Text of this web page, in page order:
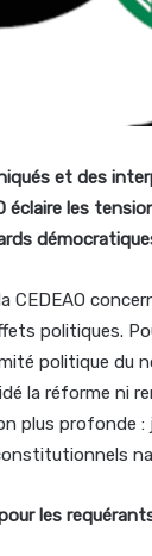
et des
éclaire les
CEDEAO
politiques.
politique
la réforme
plus profonde
les